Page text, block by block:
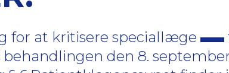
for at kritisere speciallæge
den 8.